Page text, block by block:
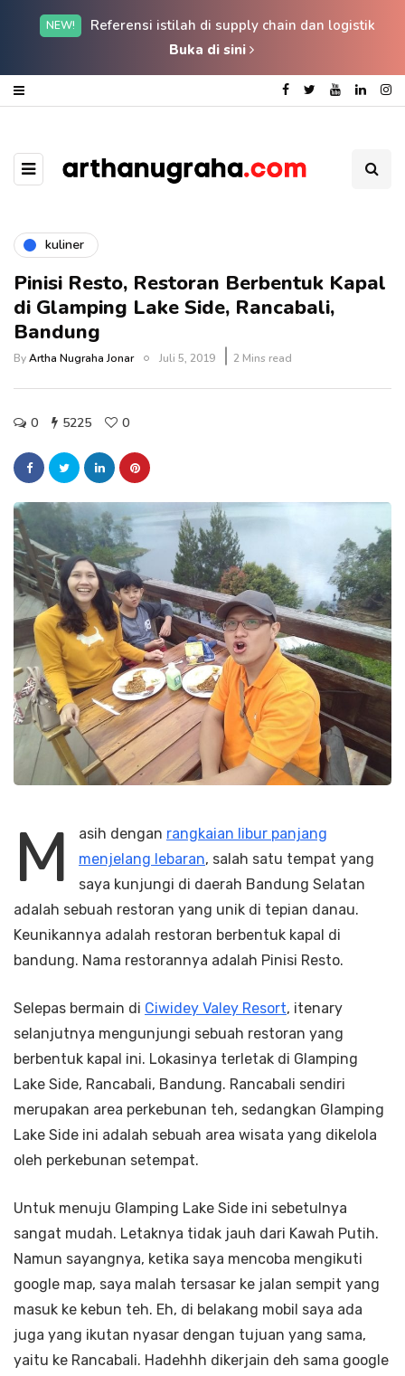
NEW!
Referensi istilah di supply chain dan logistik
Buka di sini
kuliner
Pinisi Resto, Restoran Berbentuk Kapal
di Glamping Lake Side, Rancabali,
Bandung
ByArtha Nugraha Jonar Juli 5, 2019 2 Mins read
0 5225 0
M asih dengan rangkaian libur panjang
menjelang lebaran, salah satu tempat yang
saya kunjungi di daerah Bandung Selatan
adalah sebuah restoran yang unik di tepian danau.
Keunikannya adalah restoran berbentuk kapal di
bandung. Nama restorannya adalah Pinisi Resto.
Selepas bermain di Ciwidey Valey Resort, itenary
selanjutnya mengunjungi sebuah restoran yang
berbentuk kapal ini. Lokasinya terletak di Glamping
Lake Side, Rancabali, Bandung. Rancabali sendiri
merupakan area perkebunan teh, sedangkan Glamping
Lake Side ini adalah sebuah area wisata yang dikelola
oleh perkebunan setempat.
Untuk menuju Glamping Lake Side ini sebetulnya
sangat mudah. Letaknya tidak jauh dari Kawah Putih.
Namun sayangnya, ketika saya mencoba mengikuti
google map, saya malah tersasar ke jalan sempit yang
masuk ke kebun teh. Eh, di belakang mobil saya ada
juga yang ikutan nyasar dengan tujuan yang sama,
yaitu ke Rancabali. Hadehhh dikerjain deh sama google